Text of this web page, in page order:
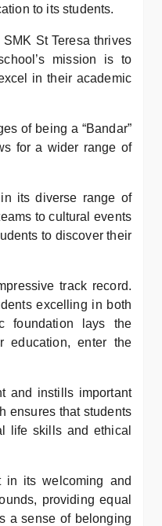
to its students.
St Teresa thrives
mission is to
in their academic
of being a “Bandar”
for a wider range of
its diverse range of
to cultural events
to discover their
track record.
excelling in both
foundation lays the
education, enter the
and instills important
ensures that students
life skills and ethical
in its welcoming and
providing equal
a sense of belonging